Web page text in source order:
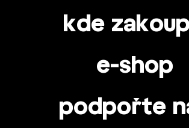
kde
e-shop
podpořte